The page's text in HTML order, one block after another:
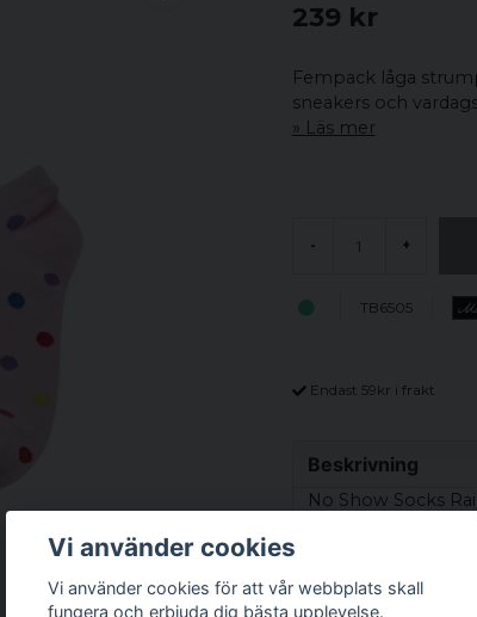
239 kr
Fempack låga
sneakers och
Läs mer
- +
TB6505
Endast 59kr i frakt
Beskrivning
No Show Socks
kombinerar
Varje par har en
regnbågens alla
Vi använder cookies
Vi använder cookies för att vår webbplats skall
fungera och erbjuda dig bästa upplevelse.